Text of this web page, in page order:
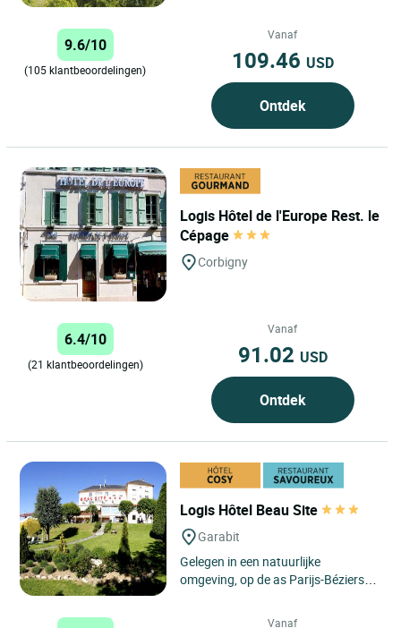
juweeltje in het hart van...
9.6/10
(105 klantbeoordelingen)
Vanaf
109.46 USD
Ontdek
Logis Hôtel de l'Europe Rest. le
Cépage
Corbigny
6.4/10
(21 klantbeoordelingen)
Vanaf
91.02 USD
Ontdek
Logis Hôtel Beau Site
Garabit
Gelegen in een natuurlijke
omgeving, op de as Parijs-Béziers,
Hôtel Beau Site een ware...
Vanaf